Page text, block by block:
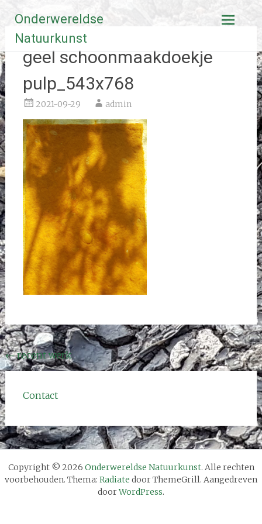
naar
inhoud
Onderwereldse
Natuurkunst
geel schoonmaakdoekje
pulp_543x768
2021-09-29 admin
Bericht
navigatie
←recent werk
Contact
Copyright © 2026 Onderwereldse Natuurkunst. Alle rechten
voorbehouden. Thema: Radiate door ThemeGrill. Aangedreven
doorWordPress.